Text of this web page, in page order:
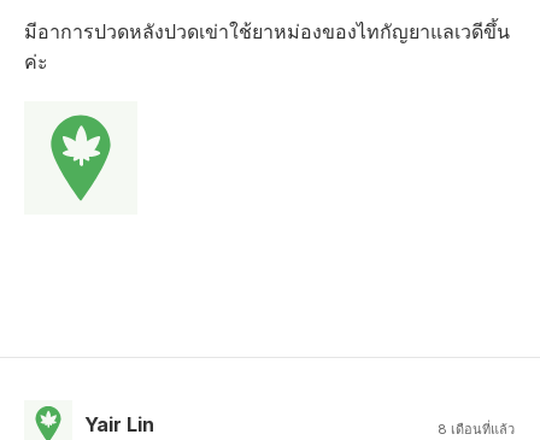
มีอาการปวดหลังปวดเข่าใช้ยาหม่องของไทกัญยาแลเวดีขึ้น
ค่ะ
Yair Lin 8 เดือนที่แล้ว